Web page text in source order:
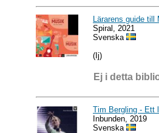
Lärarens guide
Spiral, 2021
Svenska
(Ij)
Ej i detta
Tim Bergling - Ett
Inbunden, 2019
Svenska